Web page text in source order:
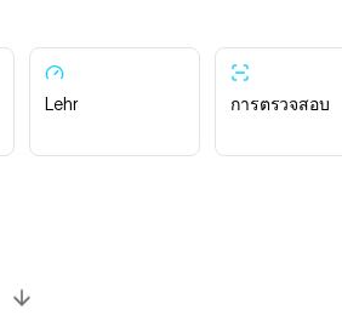
Lehr การตรวจสอบ